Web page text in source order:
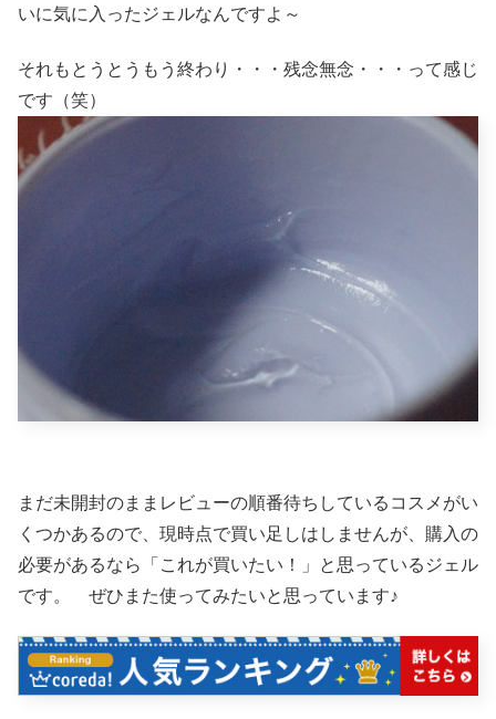
いに気に入ったジェルなんですよ～
それもとうとうもう終わり・・・残念無念・・・って感じ
です（笑）
まだ未開封のままレビューの順番待ちしているコスメがい
くつかあるので、現時点で買い足しはしませんが、購入の
必要があるなら「これが買いたい！」と思っているジェル
です。 ぜひまた使ってみたいと思っています♪